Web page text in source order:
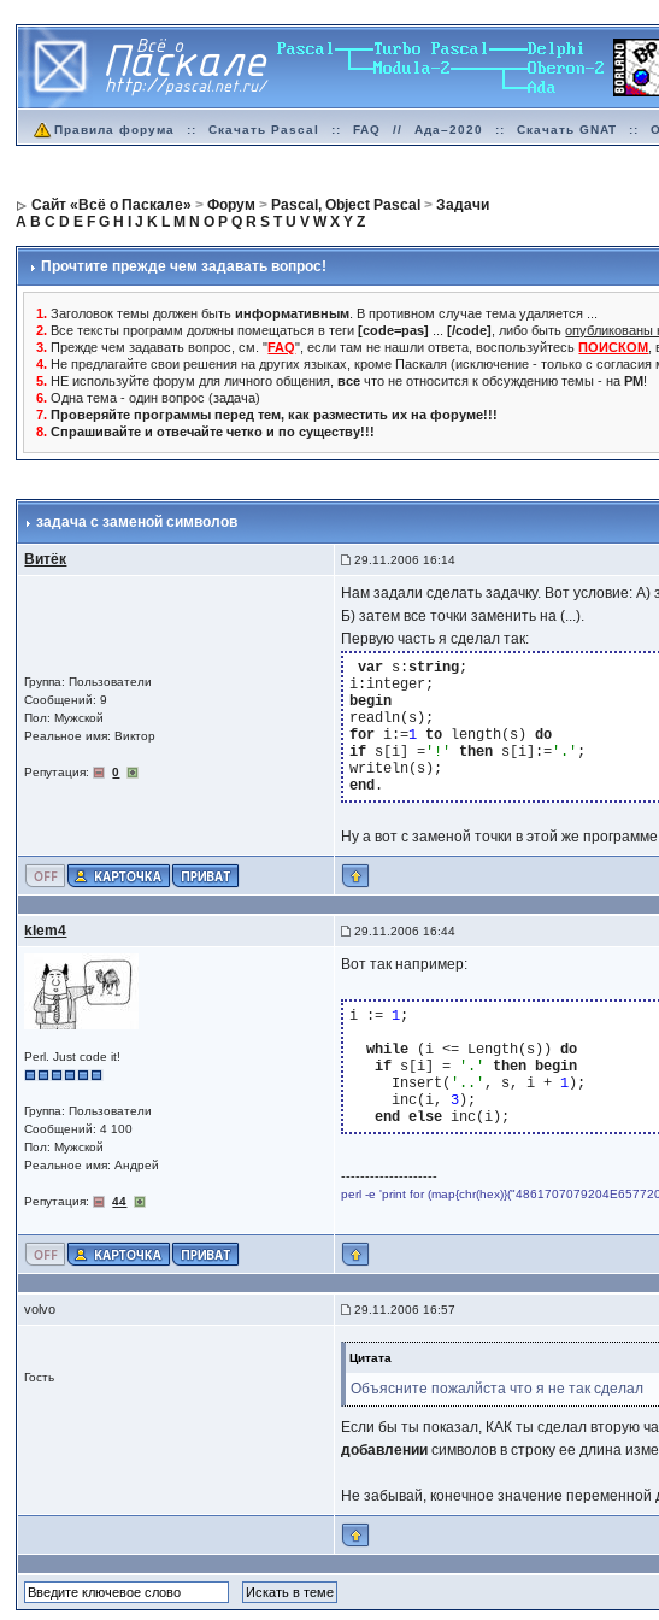
Правила форума :: Скачать Pascal :: FAQ // Ада–2020 :: Скачать GNAT ::
Сайт «Всё о Паскале» >Форум > Pascal, Object Pascal >Задачи
A B C D E F G H J K L M N O P Q R S T U V W X Y Z
Прочтите прежде чем задавать вопрос!
1. Заголовок темы должен бытьинформативным . В противном случае тема удаляется ...
2. Все тексты программ должны помещаться в теги[code=pas] ...[/code] , либо быть
3. Прежде чем задавать вопрос, см. "FAQ", если там не нашли ответа, воспользуйтесьПОИСКОМ
4. Не предлагайте свои решения на других языках, кроме Паскаля (исключение - только с согласия
5. НЕ используйте форум для личного общения,все что не относится к обсуждению темы - наPM!
6. Одна тема - один вопрос (задача)
7. Проверяйте программы перед тем, как разместить их на форуме!!!
8. Спрашивайте и отвечайте четко и по существу!!!
задача с заменой символов
Витёк 29.11.2006 16:14
Группа: Пользователи
Сообщений: 9
Пол: Мужской
Реальное имя: Виктор
Репутация: 0
Нам задали сделать задачку. Вот условие: А)
Б) затем все точки заменить на (...).
Первую часть я сделал так:
var s:string;
begin
for i:=1 to length(s) do
if s[i] = '!' then s[i]:= '.' ;
end
Ну а вот с заменой точки в этой же
klem4 29.11.2006 16:44
Perl. Just code it!
Группа: Пользователи
Сообщений: 4 100
Пол: Мужской
Реальное имя: Андрей
Репутация: 44
Вот так например:
i := 1;
while (i <= Length(s)) do
if s[i] = '.' then begin
     Insert(
'..' , s, i + 1 );
     inc(i,
3 );
end else
--------------------
perl -e 'print for
volvo 29.11.2006 16:57
Гость
Цитата
Объясните пожалйста что я не так сделал
Если бы ты показал, КАК ты сделал вторую
добавлении символов в строку ее длина
Не забывай, конечное значение